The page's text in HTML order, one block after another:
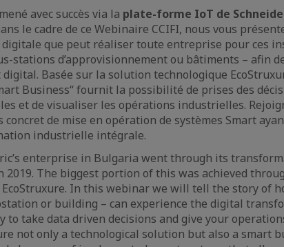
avec succès via la plate-forme IoT de
le cadre de ce Webinaire CCIFI, nous vous
que peut réaliser toute entreprise pour ces
stations d’approvisionnement ou bâtiments – afin
Basée sur la solution technologique
Business“ fournit la possibilité de prises des
et de visualiser les opérations industrielles.
concret de mise en opération de systèmes Smart
industrielle intégrale.
enterprise in Bulgaria went through its
2019. The biggest portion of this was achieved
In this webinar we will tell the story of
or building – can experience the digital
to take data driven decisions and give your
not only a technological solution but also a smart